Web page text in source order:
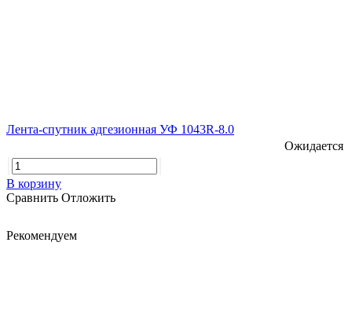
Лента-спутник адгезионная УФ 1043R-8.0
Ожидается
В корзину
Сравнить Отложить
Рекомендуем